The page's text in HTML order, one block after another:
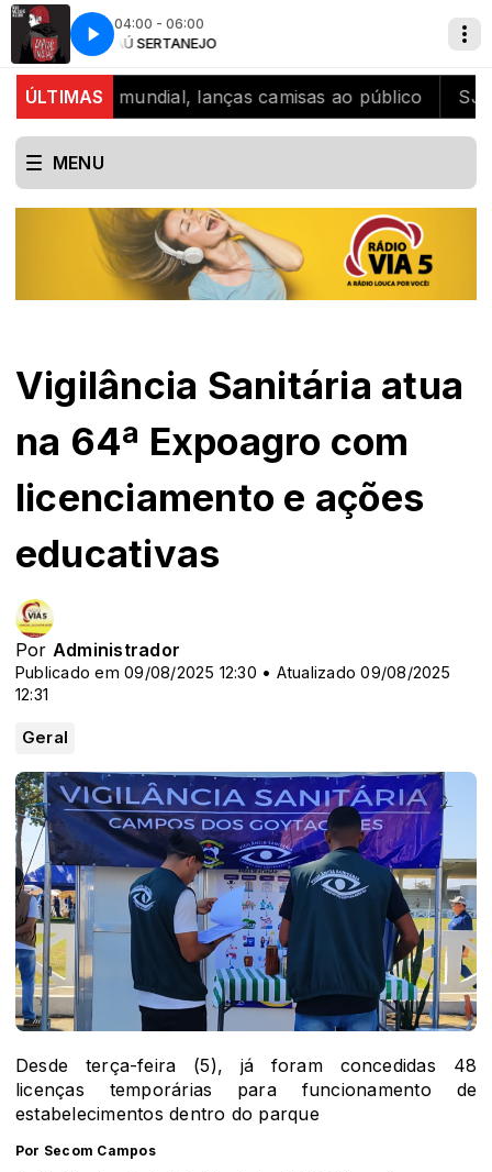
04:00 - 06:00
BAÚ SERTANEJO
Capital Inicial - Não me olhe assim
ÚLTIMASmundial, lanças camisas ao público SJB
MENU
Vigilância Sanitária atua
na 64ª Expoagro com
licenciamento e ações
educativas
Por Administrador
Publicado em 09/08/2025 12:30 • Atualizado 09/08/2025
12:31
Geral
Desde terça-feira (5), já foram concedidas 48
licenças temporárias para funcionamento de
estabelecimentos dentro do parque
Por Secom Campos